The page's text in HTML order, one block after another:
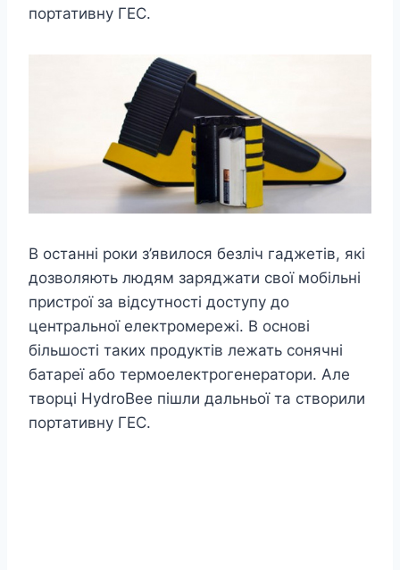
портативну ГЕС.
В останні роки з’явилося безліч гаджетів, які
дозволяють людям заряджати свої мобільні
пристрої за відсутності доступу до
центральної електромережі. В основі
більшості таких продуктів лежать сонячні
батареї або термоелектрогенератори. Але
творці HydroBee пішли дальньої та створили
портативну ГЕС.